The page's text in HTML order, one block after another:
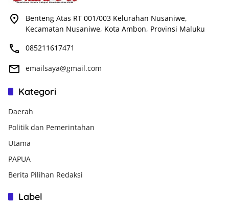
Benteng Atas RT 001/003 Kelurahan Nusaniwe,
Kecamatan Nusaniwe, Kota Ambon, Provinsi Maluku
085211617471
emailsaya@gmail.com
Kategori
Daerah
Politik dan Pemerintahan
Utama
PAPUA
Berita Pilihan Redaksi
Label